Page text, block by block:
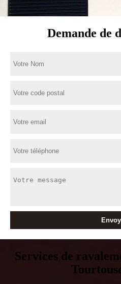
Demande de
Services de